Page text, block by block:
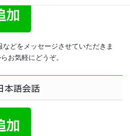
どをメッセージさせていただきま
お気軽にどうぞ。
本語会話